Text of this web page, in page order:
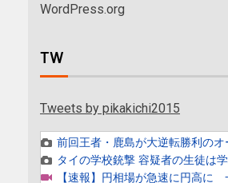
WordPress.org
TW
Tweets by pikakichi2015